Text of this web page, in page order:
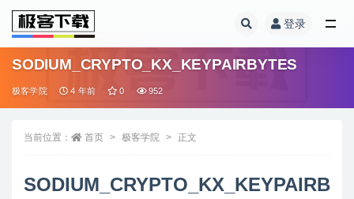
登录
SODIUM_CRYPTO_KX_KEYPAIRBYTES
极客学院 4 年前 0 952
当前位置： 首页 极客学院 正文
SODIUM_CRYPTO_KX_KEYPAIRB
全部